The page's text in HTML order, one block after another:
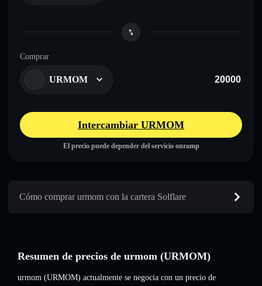
Comprar
URMOM
Intercambiar URMOM
El precio puede depender del servicio onramp
Cómo comprar urmom con la cartera Solflare
Resumen de precios de urmom (URMOM)
urmom (URMOM) actualmente se negocia con un precio de